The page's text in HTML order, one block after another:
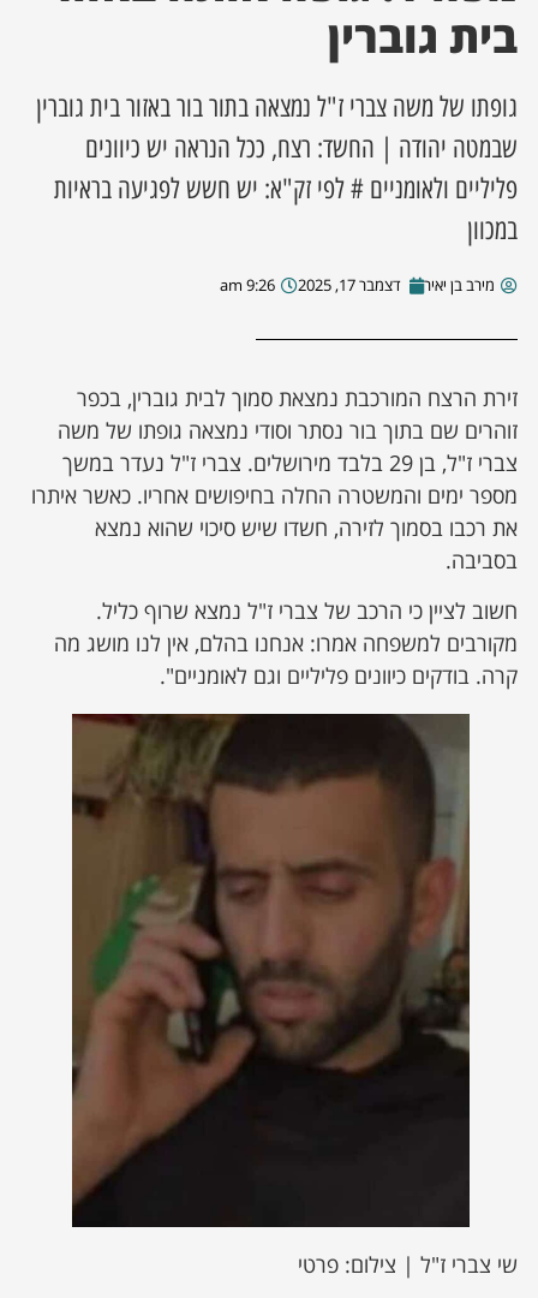
מסע מלחמה
השבוע
מקומית
בית גוברין
גופתו של משה צברי ז"ל נמצאה בתור בור באזור בית גוברין
שבמטה יהודה | החשד: רצח, ככל הנראה יש כיוונים
פליליים ולאומניים # לפי זק"א: יש חשש לפגיעה בראיות
במכוון
מירב בן יאיר דצמבר 17, 2025 9:26 am
זירת הרצח המורכבת נמצאת סמוך לבית גוברין, בכפר
זוהרים שם בתוך בור נסתר וסודי נמצאה גופתו של משה
צברי ז"ל, בן 29 בלבד מירושלים. צברי ז"ל נעדר במשך
מספר ימים והמשטרה החלה בחיפושים אחריו. כאשר איתרו
את רכבו בסמוך לזירה, חשדו שיש סיכוי שהוא נמצא
בסביבה.
חשוב לציין כי הרכב של צברי ז"ל נמצא שרוף כליל.
מקורבים למשפחה אמרו: אנחנו בהלם, אין לנו מושג מה
קרה. בודקים כיוונים פליליים וגם לאומניים".
שי צברי ז"ל | צילום: פרטי